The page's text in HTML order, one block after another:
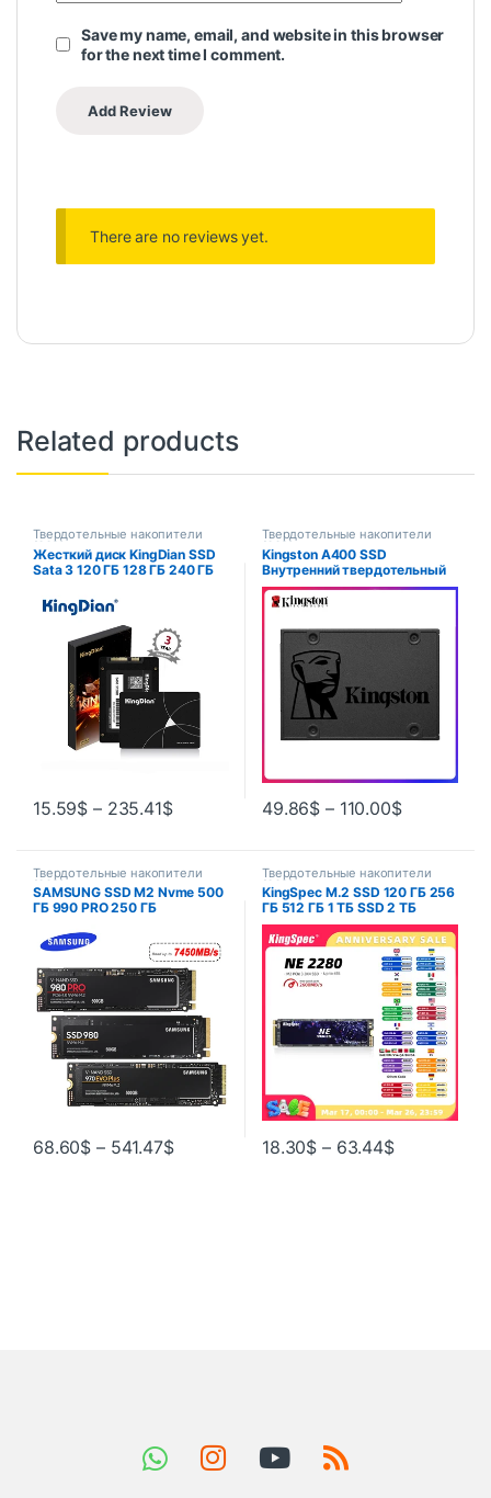
Save my name, email, and website in this browser
for the next time I comment.
There are no reviews yet.
Related products
Твердотельные накопители
(SSD)
Жесткий диск KingDian SSD
Sata 3 120 ГБ 128 ГБ 240 ГБ
Внутренний твердотельный
диск для ноутбука
15.59$ – 235.41$
Твердотельные накопители
(SSD)
Kingston A400 SSD
Внутренний твердотельный
накопитель 120 ГБ 240 ГБ
480 ГБ 2,5 дюйма SATA III
ноутбук ПК 960 ГБ 500 Гб ТБ
49.86$ – 110.00$
Твердотельные накопители
(SSD)
SAMSUNG SSD M2 Nvme 500
ГБ 990 PRO 250 ГБ
накопитель 980 1 ТБ жесткий
диск 980 PRO M.2 970 EVO
Plus 2 ТБ для ноутбука
68.60$ – 541.47$
Твердотельные накопители
(SSD)
KingSpec M.2 SSD 120 ГБ 256
ГБ 512 ГБ 1 ТБ SSD 2 ТБ
жесткий диск M2 SSD M.2
NVMe pcie SSD Внутренний
жесткий диск для ноутбука,
настольного компьютера MSI
18.30$ – 63.44$